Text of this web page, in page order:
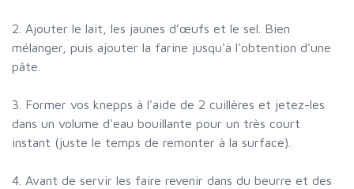
2. Ajouter le lait, les jaunes d’œufs et le sel. Bien
mélanger, puis ajouter la farine jusqu'à l'obtention d'une
pâte.
3. Former vos knepps à l'aide de 2 cuillères et jetez-les
dans un volume d'eau bouillante pour un très court
instant (juste le temps de remonter à la surface).
4. Avant de servir les faire revenir dans du beurre et des